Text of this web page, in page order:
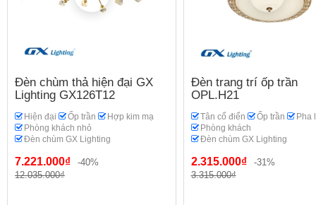
Đèn chùm thả hiện đại GX
Lighting GX126T12
Hiện đại Ốp trần
Hợp kim mạ
Phòng khách nhỏ
Đèn chùm GX Lighting
7.221.000₫
-40%
12.035.000₫
Đèn trang trí ốp trần
OPL.H21
Tân cổ điển Ốp trần
Pha
Phòng khách
Đèn chùm GX Lighting
2.315.000₫
-31%
3.315.000₫